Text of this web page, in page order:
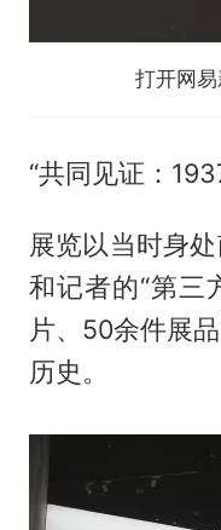
打开网
“共同见证：
展览以当时身
和记者的“第三
片、50余件展
历史。